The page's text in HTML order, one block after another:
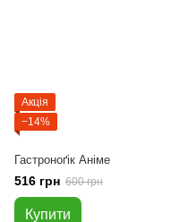
Акція
−14%
Гастроноґік Аніме
516 грн 600 грн
Купити